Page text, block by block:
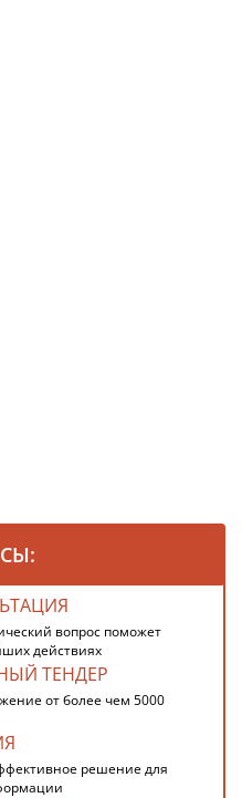
вопрос поможет
действиях
ТЕНДЕР
от более чем 5000
решение для